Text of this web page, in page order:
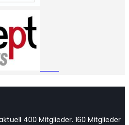
400 Mitglieder. 160 Mitglieder